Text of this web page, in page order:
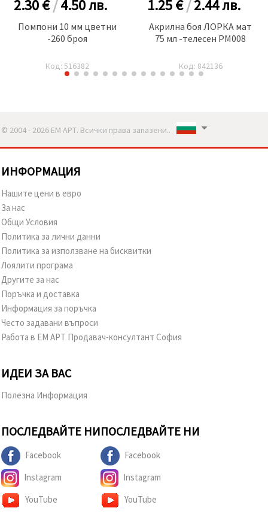
2.30 €/4.50лв.
Помпони 10 мм цветни
-260 броя
Код: 516382
1.25 €/2.44лв.
Акрилна боя ЛОРКА мат
75 мл -телесен PM008
Код: 842136
© 2004 - 2026 ЕМ АРТ. Всички права запазени..
ИНФОРМАЦИЯ
Нашите цени в евро
За нас
Общи Условия
Политика за лични данни
Политика за използване на бисквитки
Лоялити програма
Другите за нас
Поръчка и доставка
Информация за поръчка
Често задавани въпроси
Работа в ЕМ АРТ Продавач-консултант София
ИДЕИ ЗА ВАС
Полезна Информация
ПОСЛЕДВАЙТЕ НИ
Facebook
Instagram
YouTube
ПОСЛЕДВАЙТЕ НИ
Facebook
Instagram
YouTube